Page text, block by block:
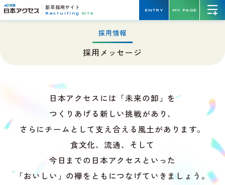
新卒採用サイト
Recruiting Site
ENTRY MY PAGE
採用情報
採用メッセージ
日本アクセスには「未来の卸」を
つくりあげる新しい挑戦があり、
さらにチームとして支え合える風土があります。
食文化、流通、そして
今日までの日本アクセスといった
「おいしい」の襷をともにつなげていきましょう。